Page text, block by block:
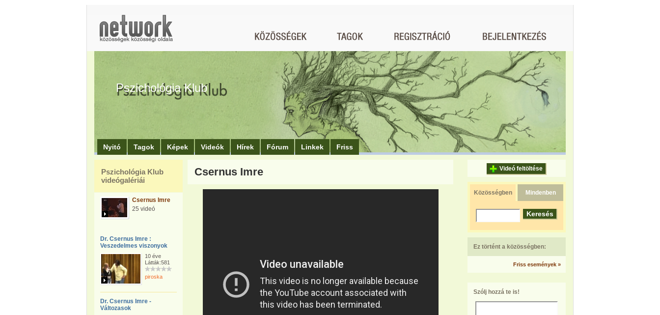
Pszichológia Klub
Nyitó Tagok Képek Videók Hírek Fórum Linkek Friss
Pszichológia Klub
videógalériái
Csernus Imre
25 videó
Dr. Csernus Imre :
Veszedelmes viszonyok
10 éve
Látták:581
piroska
Dr. Csernus Imre -
Változasok
Csernus Imre Videó feltöltése
Közösségben Mindenben
Ez történt a közösségben:
Friss események »
Szólj hozzá te is!